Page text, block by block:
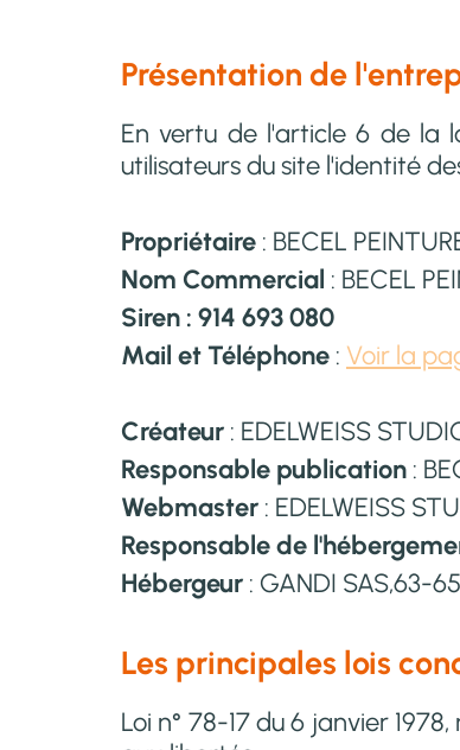
Présentation de
En vertu de l'article 6 de la
utilisateurs du site l'identité
Propriétaire : BECEL
Nom Commercial : BECEL
Siren : 914 693 080
Mail et Téléphone : Voir la
Créateur : EDELWEISS
Responsable publication :
Webmaster : EDELWEISS
Responsable de
Hébergeur : GANDI SAS,63-
Les principales lois
Loi n° 78-17 du 6 janvier